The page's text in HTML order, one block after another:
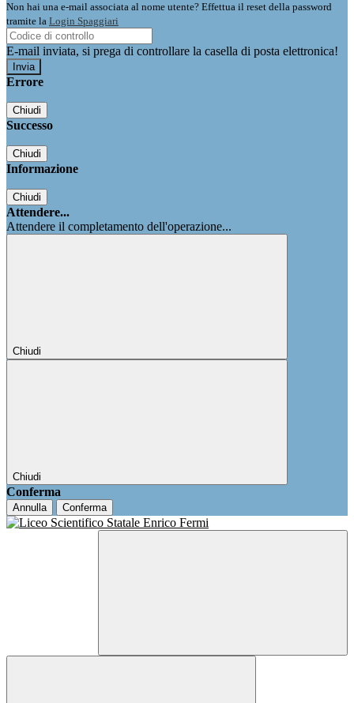
Non hai una e-mail associata al nome utente? Effettua il reset della password
tramite la Login Spaggiari
E-mail inviata, si prega di controllare la casella di posta elettronica!
Errore
Chiudi
Successo
Chiudi
Informazione
Chiudi
Attendere...
Attendere il completamento dell'operazione...
Chiudi
Chiudi
Conferma
Annulla Conferma